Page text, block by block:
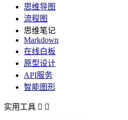
思维导图
流程图
思维笔记
Markdown
在线白板
原型设计
API服务
智能图形
实用工具  